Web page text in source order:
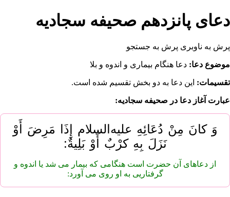
دعای پانزدهم صحیفه سجادیه
پرش به ناوبری پرش به جستجو
موضوع دعا: دعا هنگام بیماری و اندوه و بلا
تقسیمات: این دعا به دو بخش تقسیم شده است.
عبارت آغاز دعا در صحیفه سجادیه:
وَ کانَ مِنْ دُعَائِهِ علیه‌السلام إِذَا مَرِضَ أَوْ
نَزَلَ بِهِ کرْبٌ أَوْ بَلِیةٌ:
از دعاهاى ‌آن حضرت است هنگامى که‌ بیمار مى شد یا‌ اندوه ‌و‌
گرفتاریى به‌ او‌ روى مى آورد: